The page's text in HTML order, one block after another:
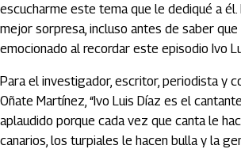
escucharme este tema que le dediqué a él.
mejor sorpresa, incluso antes de saber que
emocionado al recordar este episodio Ivo
Para el investigador, escritor, periodista y
Oñate Martínez, “Ivo Luis Díaz es el
aplaudido porque cada vez que canta le
canarios, los turpiales le hacen bulla y la